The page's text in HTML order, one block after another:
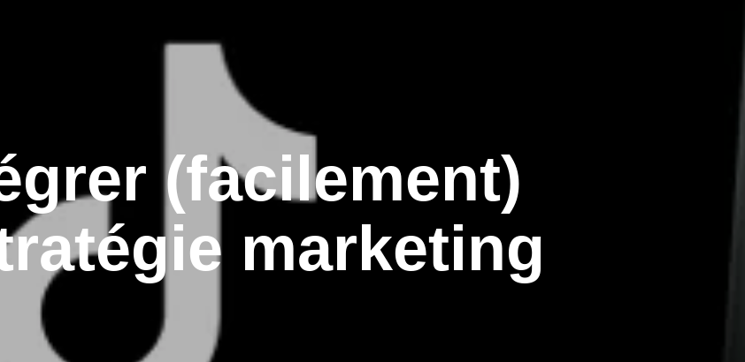
(facilement)
marketing